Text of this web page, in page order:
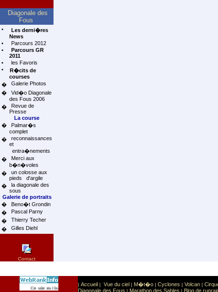
Diagonale des
Fous
•
Les derni�res
News
•
Parcours 2012
•
Parcours GR
2011
•
les Favoris
•
R�cits de
courses
�
Galerie Photos
�
Vid�o Diagonale
des Fous 2006
�
Revue de
Presse
La course
�
Palmar�s
complet
�
reconnaissances
et
entra�nements
�
Merci aux
b�n�voles
�
un colosse aux
pieds d'argile
�
la diagonale des
sous
Galerie de portraits
�
Beno�t Grondin
�
Pascal Parny
�
Thierry Techer
�
Gilles Diehl
Contact
Ce site est list� dans la cat�gorie Sport: Sports extr�mes
| Accueil | Vue du ciel | M�t�o | Cyclones | Volcan |
Diagonale des Fous | Marathon des Sables | Blog de